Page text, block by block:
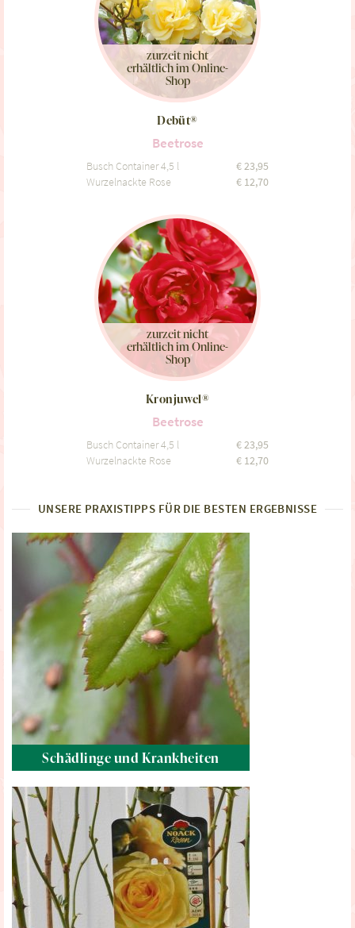
zurzeit nicht
erhältlich im Online-
Shop
Debüt®
Beetrose
Busch Container 4,5 l €23,95
Wurzelnackte Rose
€ 12,70
zurzeit nicht
erhältlich im Online-
Shop
Kronjuwel®
Beetrose
Busch Container 4,5 l €23,95
Wurzelnackte Rose
€ 12,70
UNSERE PRAXISTIPPS FÜR DIE BESTEN ERGEBNISSE
Schädlinge und Krankheiten